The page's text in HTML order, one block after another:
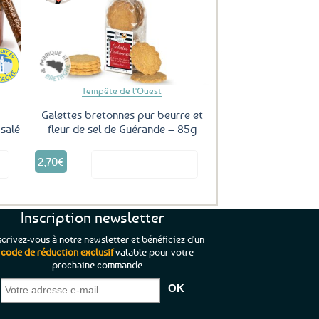
Tempête de l'Ouest
Galettes bretonnes pur beurre et
fleur de sel de Guérande – 85g
2,70€
je pouvais pas
;)
mon achat et
rien”Jade C.
“C’est agréable et tout aussi rassurant
de constater qu’il n’y a pas de petite
commande, mais un client à satisfaire.”
Inscription newsletter
vous à notre newsletter et bénéficiez d'un
code de réduction exclusifvalable pour votre
prochaine commande